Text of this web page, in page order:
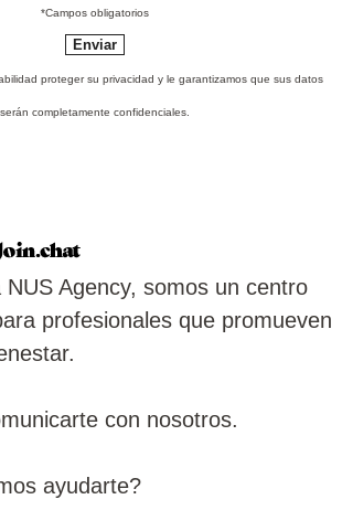
*Campos obligatorios
proteger su privacidad y le garantizamos que sus datos
serán completamente confidenciales.
NUS Agency, somos un centro
profesionales que promueven
con nosotros.
ayudarte?